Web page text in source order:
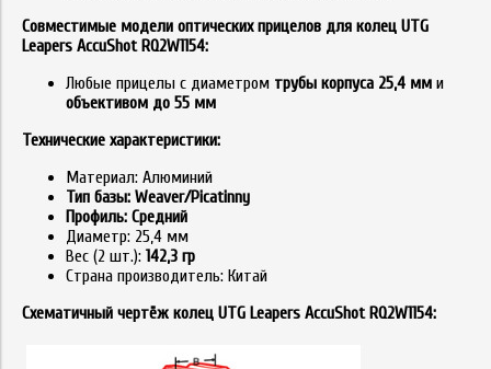
Совместимые модели оптических прицелов для колец UTG
Leapers AccuShot RQ2W1154:
Любые прицелы с диаметром трубы корпуса 25,4 мм и
объективом до 55 мм
Технические характеристики:
Материал: Алюминий
Тип базы: Weaver/Picatinny
Профиль: Средний
Диаметр: 25,4 мм
Вес (2 шт.): 142,3 гр
Страна производитель: Китай
Схематичный чертёж колец UTG Leapers AccuShot RQ2W1154: